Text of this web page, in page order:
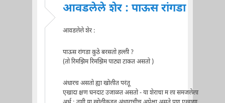
आवडलेले शेर : पाऊस रांगडा
आवडलेले शेर :
पाऊस रांगडा कुठे बरसतो हल्ली ?
(तो रिमझिम रिमझिम पाट्या टाकत असतो )
अंधारच असतो ह्या खोलीत परंतू
एखादा क्षण घनदाट उजाळत असतो - या शेराचा म ला समजलेला